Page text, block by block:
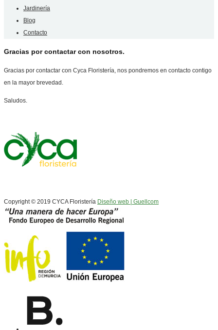
Jardinería
Blog
Contacto
Gracias por contactar con nosotros.
Gracias por contactar con Cyca Floristería, nos pondremos en contacto contigo
en la mayor brevedad.
Saludos.
Copyright © 2019 CYCA Floristería Diseño web | Guellcom